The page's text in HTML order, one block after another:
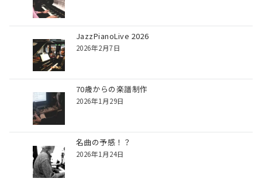
JazzPianoLive 2026
2026年2月7日
70歳からの楽譜制作
2026年1月29日
名曲の予感！？
2026年1月24日